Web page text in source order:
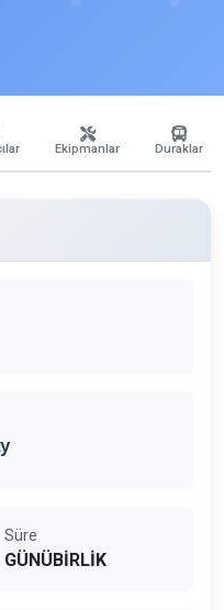
Ekipmanlar Duraklar
Süre
GÜNÜBİRLİK